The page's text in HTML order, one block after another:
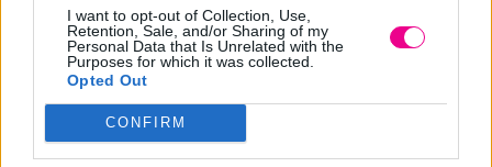
I want to opt-out of Collection, Use,
Retention, Sale, and/or Sharing of my
Personal Data that Is Unrelated with the
Purposes for which it was collected.
Opted Out
CONFIRM